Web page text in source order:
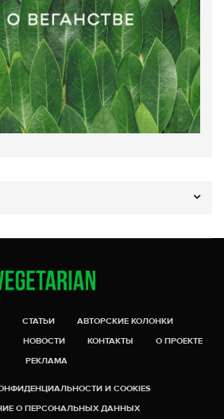
СТАТЬИ
АВТОРСКИЕ КОЛОНКИ
НОВОСТИ КОНТАКТЫ
О ПРОЕКТЕ
РЕКЛАМА
И COOKIES
О ПЕРСОНАЛЬНЫХ ДАННЫХ